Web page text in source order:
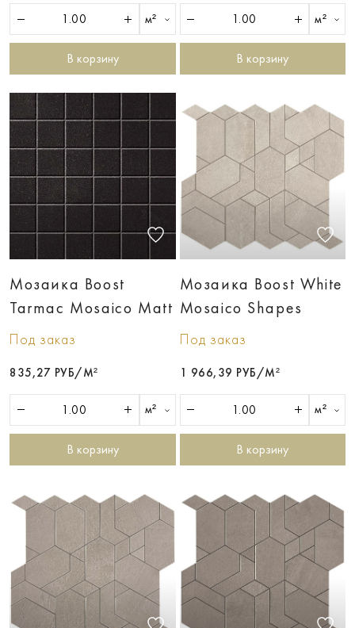
м²
В корзину
м²
В корзину
Мозаика Boost
Tarmac Mosaico Matt
Под заказ
835,27 РУБ/М²
м²
В корзину
Мозаика Boost White
Mosaico Shapes
Под заказ
1 966,39 РУБ/М²
м²
В корзину